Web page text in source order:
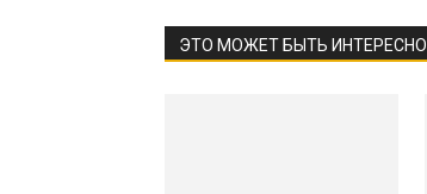
ЭТО МОЖЕТ БЫТЬ ИНТЕРЕСНО